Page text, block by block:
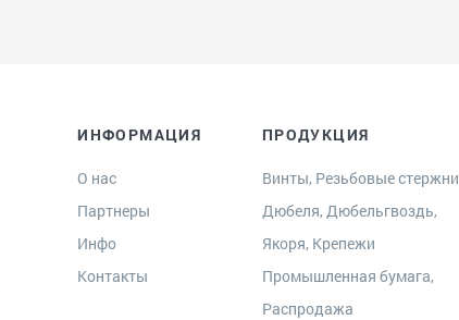
ИНФОРМАЦИЯ
О нас
Партнеры
Инфо
Контакты
ПРОДУКЦИЯ
Винты, Резьбовые стержни
Дюбеля, Дюбельгвоздь,
Якоря, Крепежи
Промышленная бумага,
Распродажа